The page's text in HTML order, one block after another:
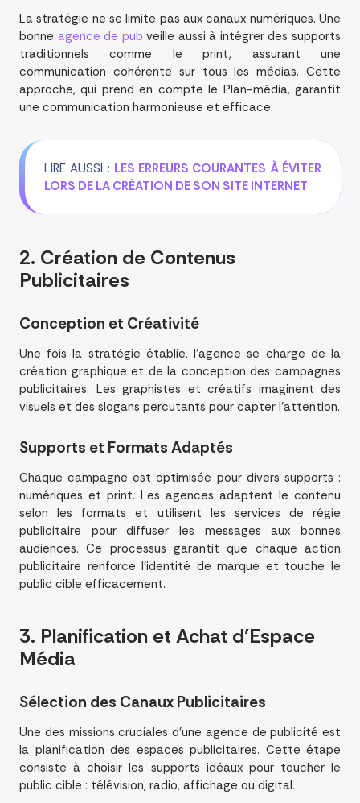
La stratégie ne se limite pas aux canaux numériques. Une
bonne agence de pub veille aussi à intégrer des supports
traditionnels comme le print, assurant une
communication cohérente sur tous les médias. Cette
approche, qui prend en compte le Plan-média, garantit
une communication harmonieuse et efficace.
LIRE AUSSI : LES ERREURS COURANTES À ÉVITER
LORS DE LA CRÉATION DE SON SITE INTERNET
2. Création de Contenus
Publicitaires
Conception et Créativité
Une fois la stratégie établie, l’agence se charge de la
création graphique et de la conception des campagnes
publicitaires. Les graphistes et créatifs imaginent des
visuels et des slogans percutants pour capter l’attention.
Supports et Formats Adaptés
Chaque campagne est optimisée pour divers supports :
numériques et print. Les agences adaptent le contenu
selon les formats et utilisent les services de régie
publicitaire pour diffuser les messages aux bonnes
audiences. Ce processus garantit que chaque action
publicitaire renforce l’identité de marque et touche le
public cible efficacement.
3. Planification et Achat d’Espace
Média
Sélection des Canaux Publicitaires
Une des missions cruciales d’une agence de publicité est
la planification des espaces publicitaires. Cette étape
consiste à choisir les supports idéaux pour toucher le
public cible : télévision, radio, affichage ou digital.